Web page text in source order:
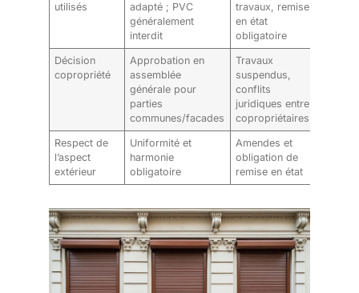
utilisés
adapté ; PVC
généralement
interdit
travaux, remise
en état
obligatoire
Décision
copropriété
Approbation en
assemblée
générale pour
parties
communes/facades
Travaux
suspendus,
conflits
juridiques entre
copropriétaires
Respect de
l’aspect
extérieur
Uniformité et
harmonie
obligatoire
Amendes et
obligation de
remise en état